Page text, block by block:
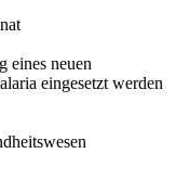
eines neuen
eingesetzt werden